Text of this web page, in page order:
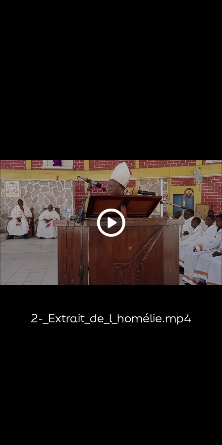
2-_Extrait_de_l_homélie.mp4